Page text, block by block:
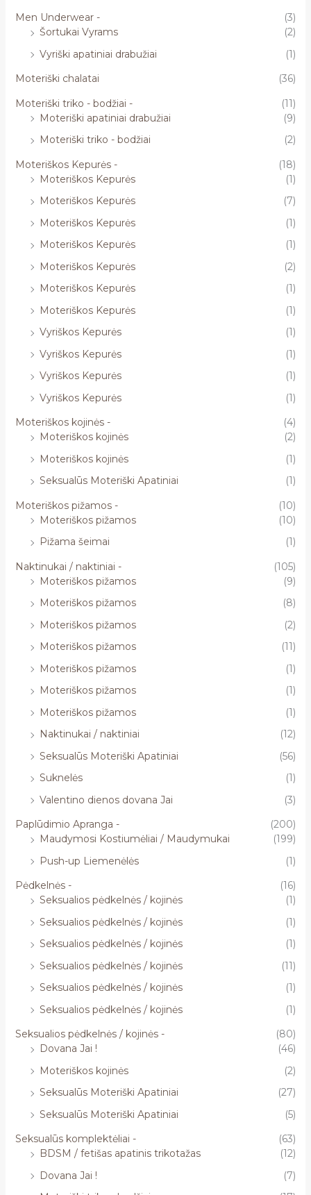
Men Underwear -
(3)
Šortukai Vyrams
(2)
Vyriški apatiniai drabužiai
(1)
Moteriški chalatai
(36)
Moteriški triko - bodžiai -
(11)
Moteriški apatiniai drabužiai
(9)
Moteriški triko - bodžiai
(2)
Moteriškos Kepurės -
(18)
Moteriškos Kepurės
(1)
Moteriškos Kepurės
(7)
Moteriškos Kepurės
(1)
Moteriškos Kepurės
(1)
Moteriškos Kepurės
(2)
Moteriškos Kepurės
(1)
Moteriškos Kepurės
(1)
Vyriškos Kepurės
(1)
Vyriškos Kepurės
(1)
Vyriškos Kepurės
(1)
Vyriškos Kepurės
(1)
Moteriškos kojinės -
(4)
Moteriškos kojinės
(2)
Moteriškos kojinės
(1)
Seksualūs Moteriški Apatiniai
(1)
Moteriškos pižamos -
(10)
Moteriškos pižamos
(10)
Pižama šeimai
(1)
Naktinukai / naktiniai -
(105)
Moteriškos pižamos
(9)
Moteriškos pižamos
(8)
Moteriškos pižamos
(2)
Moteriškos pižamos
(11)
Moteriškos pižamos
(1)
Moteriškos pižamos
(1)
Moteriškos pižamos
(1)
Naktinukai / naktiniai
(12)
Seksualūs Moteriški Apatiniai
(56)
Suknelės
(1)
Valentino dienos dovana Jai
(3)
Paplūdimio Apranga -
(200)
Maudymosi Kostiumėliai / Maudymukai
(199)
Push-up Liemenėlės
(1)
Pėdkelnės -
(16)
Seksualios pėdkelnės / kojinės
(1)
Seksualios pėdkelnės / kojinės
(1)
Seksualios pėdkelnės / kojinės
(1)
Seksualios pėdkelnės / kojinės
(11)
Seksualios pėdkelnės / kojinės
(1)
Seksualios pėdkelnės / kojinės
(1)
Seksualios pėdkelnės / kojinės -
(80)
Dovana Jai !
(46)
Moteriškos kojinės
(2)
Seksualūs Moteriški Apatiniai
(27)
Seksualūs Moteriški Apatiniai
(5)
Seksualūs komplektėliai -
(63)
BDSM / fetišas apatinis trikotažas
(12)
Dovana Jai !
(7)